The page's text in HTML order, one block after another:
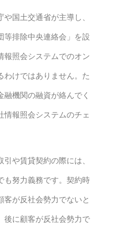
国土交通省が主導し、
等排除中央連絡会」を設
報照会システムでのオン
わけではありません。た
機関の融資が絡んでく
情報照会システムのチェ
や賃貸契約の際には、
も努力義務です。契約時
客が反社会勢力でないと
後に顧客が反社会勢力で